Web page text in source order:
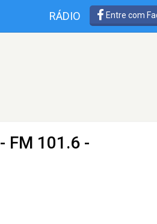
RÁDIO Entre com
- FM 101.6 -